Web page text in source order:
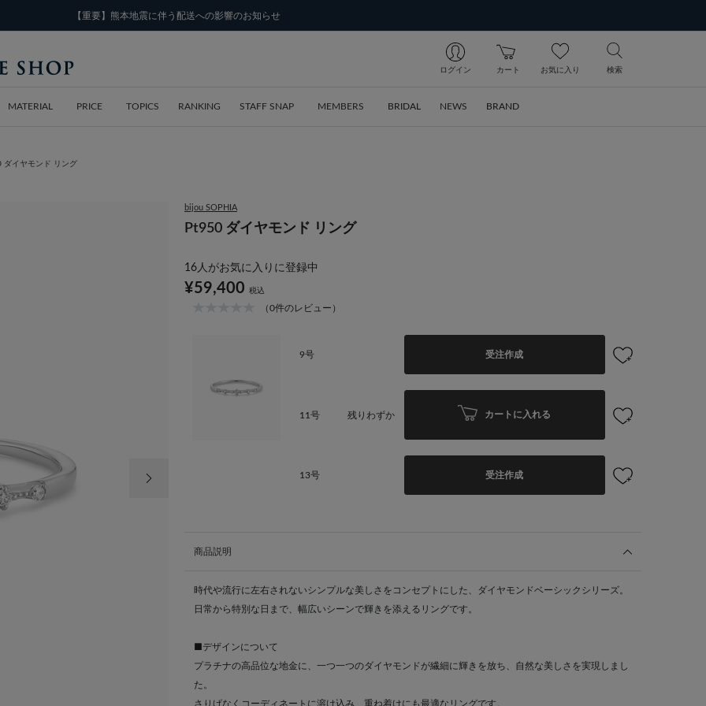
【重要】熊本地震に伴う配送への影響のお知らせ
ログイン カート お気に入り 検索
MATERIAL PRICE TOPICS RANKING STAFF SNAP MEMBERS BRIDAL NEWS BRAND
ダイヤモンド リング
bijou SOPHIA
Pt950 ダイヤモンド リング
16人がお気に入りに登録中
¥59,400 税込
（0件のレビュー）
9号 受注作成
11号 残りわずか カートに入れる
13号 受注作成
商品説明
時代や流行に左右されないシンプルな美しさをコンセプトにした、ダイヤモンドベーシックシリーズ。
日常から特別な日まで、幅広いシーンで輝きを添えるリングです。
■デザインについて
プラチナの高品位な地金に、一つ一つのダイヤモンドが繊細に輝きを放ち、自然な美しさを実現しまし
た。
さりげなくコーディネートに溶け込み、重ね着けにも最適なリングです。